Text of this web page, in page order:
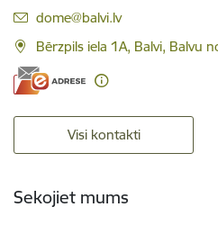
E-pasts:
dome@balvi.lv
Bērzpils iela 1A, Balvi, Balvu
Visi kontakti
Sekojiet mums